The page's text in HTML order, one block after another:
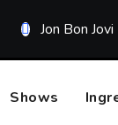
Jon Bon
Shows